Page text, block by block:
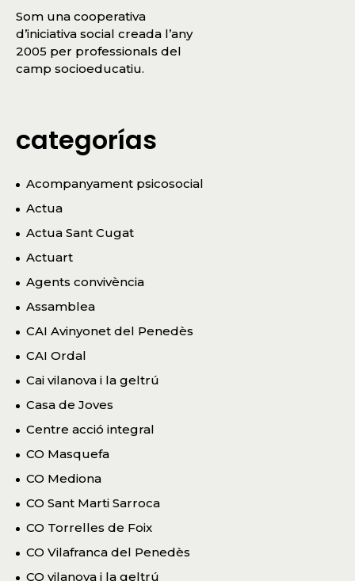
Som una cooperativa
d’iniciativa social creada l’any
2005 per professionals del
camp socioeducatiu.
categorías
Acompanyament psicosocial
Actua
Actua Sant Cugat
Actuart
Agents convivència
Assamblea
CAI Avinyonet del Penedès
CAI Ordal
Cai vilanova i la geltrú
Casa de Joves
Centre acció integral
CO Masquefa
CO Mediona
CO Sant Marti Sarroca
CO Torrelles de Foix
CO Vilafranca del Penedès
CO vilanova i la geltrú